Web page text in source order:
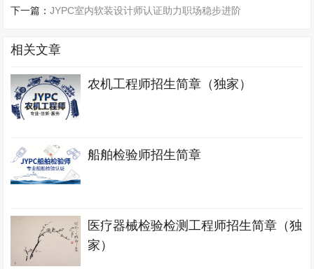
下一篇：JYPC室内软装设计师认证助力职场稳步进阶
相关文章
农机工程师招生简章（独家）
船舶检验师招生简章
医疗器械检验检测工程师招生简章（独
家）